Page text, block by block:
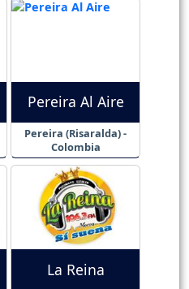
Pereira Al Aire
Pereira (Risaralda) -
Colombia
La Reina